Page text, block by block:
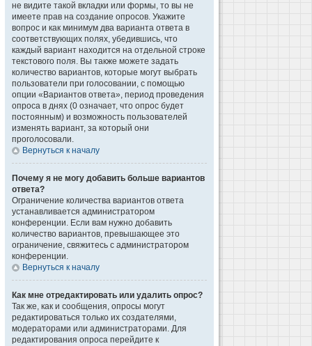
не видите такой вкладки или формы, то вы не
имеете прав на создание опросов. Укажите
вопрос и как минимум два варианта ответа в
соответствующих полях, убедившись, что
каждый вариант находится на отдельной строке
текстового поля. Вы также можете задать
количество вариантов, которые могут выбрать
пользователи при голосовании, с помощью
опции «Вариантов ответа», период проведения
опроса в днях (0 означает, что опрос будет
постоянным) и возможность пользователей
изменять вариант, за который они
проголосовали.
Вернуться к началу
Почему я не могу добавить больше вариантов
ответа?
Ограничение количества вариантов ответа
устанавливается администратором
конференции. Если вам нужно добавить
количество вариантов, превышающее это
ограничение, свяжитесь с администратором
конференции.
Вернуться к началу
Как мне отредактировать или удалить опрос?
Так же, как и сообщения, опросы могут
редактироваться только их создателями,
модераторами или администраторами. Для
редактирования опроса перейдите к